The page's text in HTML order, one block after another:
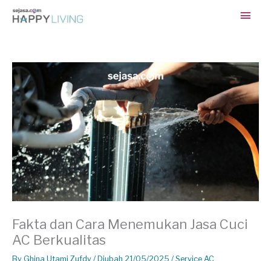
Main
Fakta dan Cara Menemukan Jasa Cuci
AC Berkualitas
By Ghina Utami Zufdy / Diubah 21/05/2025 / Service AC